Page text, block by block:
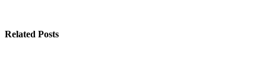
Related Posts